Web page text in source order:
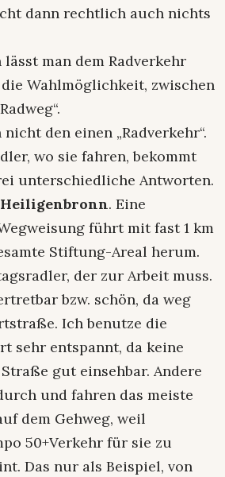
dann rechtlich auch nichts
man dem Radverkehr
Wahlmöglichkeit, zwischen
den einen „Radverkehr“.
wo sie fahren, bekommt
unterschiedliche Antworten.
Heiligenbronn. Eine
führt mit fast 1 km
Stiftung-Areal herum.
der zur Arbeit muss.
bzw. schön, da weg
Ich benutze die
sehr entspannt, da keine
gut einsehbar. Andere
und fahren das meiste
dem Gehweg, weil
50+Verkehr für sie zu
Das nur als Beispiel, von